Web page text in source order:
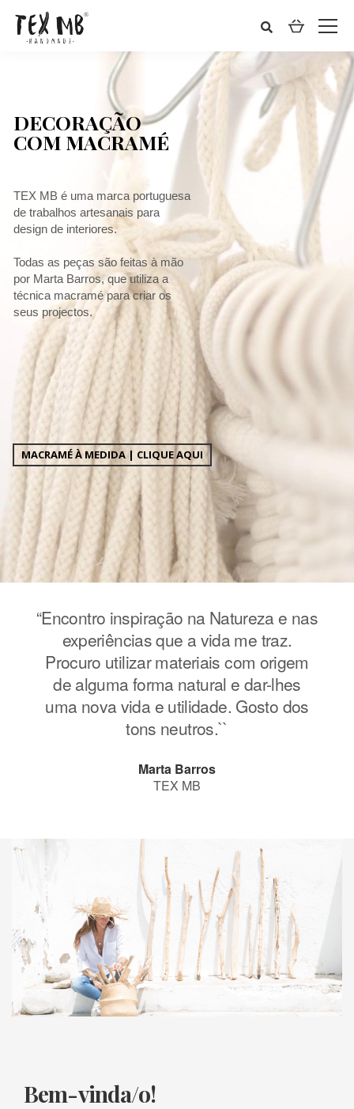
DECORAÇÃO
COM MACRAMÉ
TEX MB é uma marca portuguesa
de trabalhos artesanais para
design de interiores.
Todas as peças são feitas à mão
por Marta Barros, que utiliza a
técnica macramé para criar os
seus projectos.
MACRAMÉ À MEDIDA | CLIQUE AQUI
“Encontro inspiração na Natureza e nas
experiências que a vida me traz.
Procuro utilizar materiais com origem
de alguma forma natural e dar-lhes
uma nova vida e utilidade. Gosto dos
tons neutros.``
Marta Barros
TEX MB
Bem-vinda/o!